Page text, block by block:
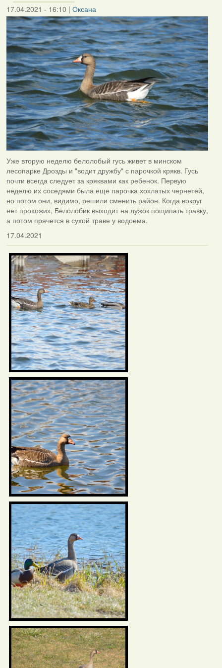
17.04.2021 - 16:10 | Оксана
Уже вторую неделю белолобый гусь живет в минском
лесопарке Дрозды и "водит дружбу" с парочкой крякв. Гусь
почти всегда следует за кряквами как ребенок. Первую
неделю их соседями была еще парочка хохлатых чернетей,
но потом они, видимо, решили сменить район. Когда вокруг
нет прохожих, Белолобик выходит на лужок пощипать травку,
а потом прячется в сухой траве у водоема.
17.04.2021
Фотаздымкі